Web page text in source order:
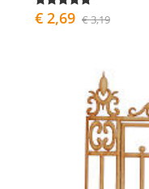
€ 2,69 € 3,19